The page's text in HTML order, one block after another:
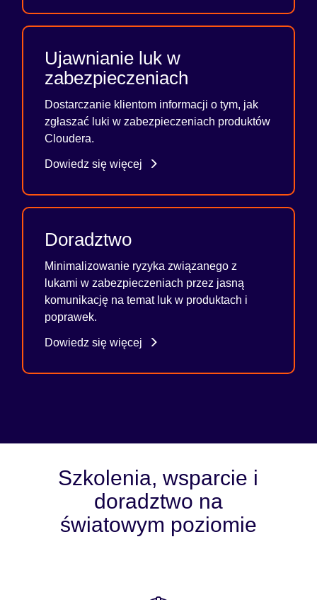
Ujawnianie luk w
zabezpieczeniach
Dostarczanie klientom informacji o tym, jak
zgłaszać luki w zabezpieczeniach produktów
Cloudera.
Dowiedz się więcej
Doradztwo
Minimalizowanie ryzyka związanego z
lukami w zabezpieczeniach przez jasną
komunikację na temat luk w produktach i
poprawek.
Dowiedz się więcej
Szkolenia, wsparcie i
doradztwo na
światowym poziomie